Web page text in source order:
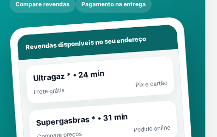
Compare revendas Pagamento na entrega
Revendas disponíveis no seu endereço
Ultragaz * • 24 min
Frete grátis
Pix e cartão
Supergasbras * • 31 min
Pedido online